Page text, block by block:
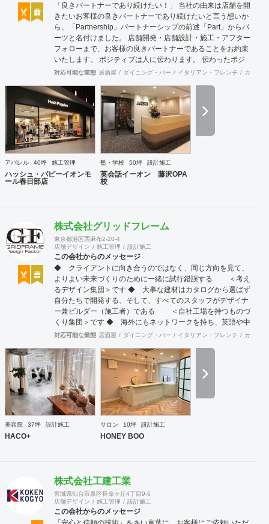
「良きパートナーであり続けたい！」 当社の由来は店舗を開
きたいお客様の良きパートナーであり続けたいと言う想いか
ら、「Partnership」パートナーシップの前述「Part」からパ
ーツと名付けました。 店舗開発・店舗設計・施工・アフター
フォローまで、お客様の良きパートナーであることをお約束
いたします。 ポジティブは人に伝わります。 伝わったポジ
ティブが幸せを呼び込み、呼び込んだ幸せが、さらに大きな
社ならではの実績をご確認下さい。 <a
href="https://www.partsinc.co.jp/">https://www.partsinc.co.jp/</a>
対応可能な業態 居酒屋 ダイニング・バー イタリアン・フレンチ カフェ
アパレル 40坪 施工管理
ハッシュ・パピーイオンモ
ール春日部店
塾・学校 50坪 設計施工
英会話イーオン 藤沢OPA
校
株式会社グリッドフレーム
東京都港区西麻布2-20-4
店舗デザイン
施工管理 設計施工
この会社からのメッセージ
◆ クライアントに向き合うのではなく、同じ方向を見て、
よりよい未来づくりのために一緒に試行錯誤する ＜考え
るデザイン集団＞です ◆ 大事な建材はカタログから選ばず
自分たちで開発する、そして、すべてのスタッフがデザイナ
ー兼ビルダー（施工者）である ＜自社工場を持つものづ
くり集団＞です ◆ 海外にもネットワークを持ち、英語や中
国語に堪能なスタッフたちが、海外から国内への出店をスム
工案件、設計＋造作物の案件、施工案件、造作物制作など、
多様な請負形態が可能です。工場では金属を中心にさまざま
な素材を用いた制作が可能で、例えば通常デザイン性とは無
縁な特定防火設備（鉄扉）などにも高いデザイン性を施すこ
とも可能です。 GRIDFRAME とりかえのきかない空間
https://gridframe.co.jp/ Synes(シネス) 霧のようなやわらか
込む空間 https://sotochiku.com/
対応可能な業態 居酒屋 ダイニング・バー イタリアン・フレンチ カフェ
美容院 37坪 設計施工
HACO+
サロン 10坪 設計施工
HONEY BOO
株式会社工建工業
宮城県仙台市泉区長命ヶ丘4丁目9-6
店舗デザイン
施工管理 設計施工
この会社からのメッセージ